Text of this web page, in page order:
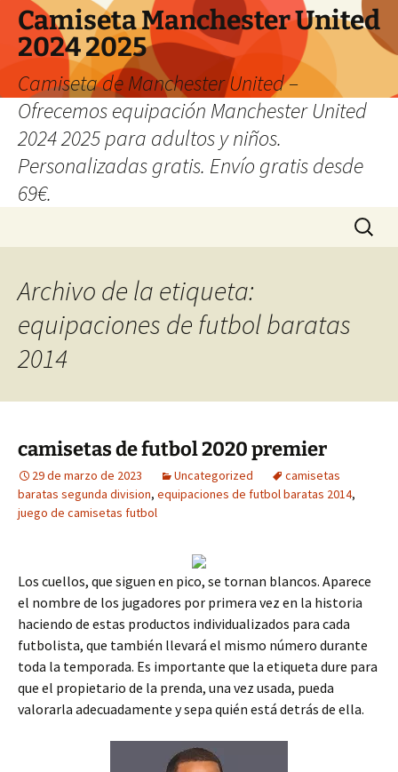
Camiseta Manchester United
2024 2025
Camiseta de Manchester United –
Ofrecemos equipación Manchester United
2024 2025 para adultos y niños.
Personalizadas gratis. Envío gratis desde
69€.
Buscar:
Archivo de la etiqueta:
equipaciones de futbol baratas
2014
camisetas de futbol 2020 premier
29 de marzo de 2023 Uncategorized
camisetas
baratas segunda division, equipaciones de futbol baratas 2014,
juego de camisetas futbol
Los cuellos, que siguen en pico, se tornan blancos. Aparece
el nombre de los jugadores por primera vez en la historia
haciendo de estas productos individualizados para cada
futbolista, que también llevará el mismo número durante
toda la temporada. Es importante que la etiqueta dure para
que el propietario de la prenda, una vez usada, pueda
valorarla adecuadamente y sepa quién está detrás de ella.